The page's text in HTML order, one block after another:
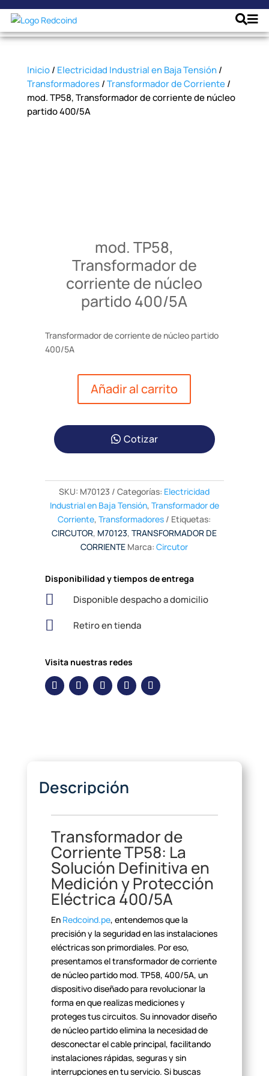
Inicio/ Electricidad Industrial en Baja Tensión/
Transformadores/Transformador de Corriente/
mod. TP58, Transformador de corriente de núcleo
partido 400/5A
mod. TP58,
Transformador de
corriente de núcleo
partido 400/5A
Transformador de corriente de núcleo partido
400/5A
Añadir al carrito
Cotizar
SKU: M70123 Categorías: Electricidad
Industrial en Baja Tensión, Transformador de
Corriente,Transformadores
Etiquetas:
CIRCUTOR, M70123,TRANSFORMADOR DE
CORRIENTE Marca:Circutor
Disponibilidad y tiempos de entrega
 Disponible despacho a domicilio
 Retiro en tienda
Visita nuestras redes
Descripción
Transformador de
CorrienteTP58: La
Solución Definitiva en
Medición y Protección
Eléctrica 400/5A
En Redcoind.pe, entendemos que la
precisión y la seguridad en las instalaciones
eléctricas son primordiales. Por eso,
presentamos el transformador de corriente
de núcleo partido mod. TP58, 400/5A, un
dispositivo diseñado para revolucionar la
forma en querealizas mediciones y
proteges tus circuitos. Su innovador diseño
de núcleopartido elimina la necesidad de
desconectar el cable principal, facilitando
instalaciones rápidas, seguras y sin
interrupciones en tu servicio. Si buscas